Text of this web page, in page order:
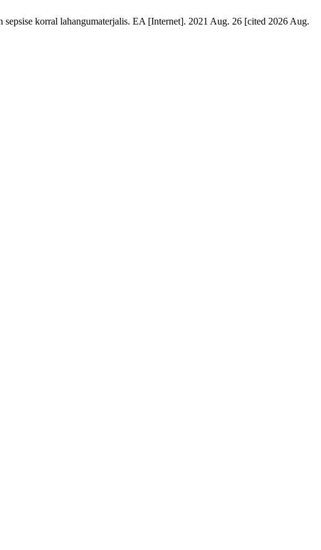
korral lahangumaterjalis. EA [Internet]. 2021 Aug. 26 [cited 2026 Aug.